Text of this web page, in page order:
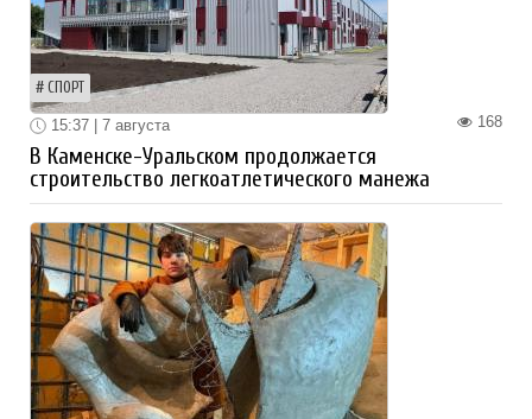
СПОРТ
168
15:37 | 7 августа
В Каменске-Уральском продолжается
строительство легкоатлетического манежа